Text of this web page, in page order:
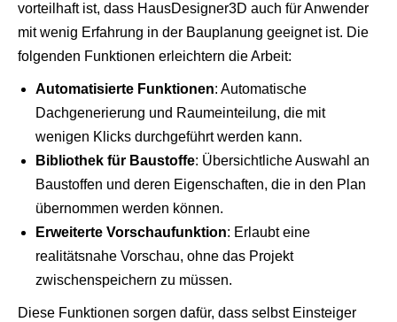
vorteilhaft ist, dass HausDesigner3D auch für Anwender
mit wenig Erfahrung in der Bauplanung geeignet ist. Die
folgenden Funktionen erleichtern die Arbeit:
Automatisierte Funktionen: Automatische
Dachgenerierung und Raumeinteilung, die mit
wenigen Klicks durchgeführt werden kann.
Bibliothek für Baustoffe: Übersichtliche Auswahl an
Baustoffen und deren Eigenschaften, die in den Plan
übernommen werden können.
Erweiterte Vorschaufunktion: Erlaubt eine
realitätsnahe Vorschau, ohne das Projekt
zwischenspeichern zu müssen.
Diese Funktionen sorgen dafür, dass selbst Einsteiger